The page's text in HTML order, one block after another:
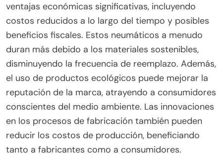
ventajas económicas significativas, incluyendo
costos reducidos a lo largo del tiempo y posibles
beneficios fiscales. Estos neumáticos a menudo
duran más debido a los materiales sostenibles,
disminuyendo la frecuencia de reemplazo. Además,
el uso de productos ecológicos puede mejorar la
reputación de la marca, atrayendo a consumidores
conscientes del medio ambiente. Las innovaciones
en los procesos de fabricación también pueden
reducir los costos de producción, beneficiando
tanto a fabricantes como a consumidores.